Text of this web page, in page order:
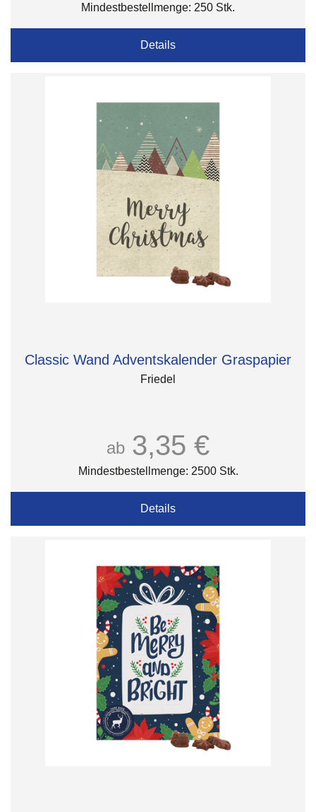
Mindestbestellmenge: 250 Stk.
Details
Classic Wand Adventskalender Graspapier
Friedel
ab 3,35 €
Mindestbestellmenge: 2500 Stk.
Details